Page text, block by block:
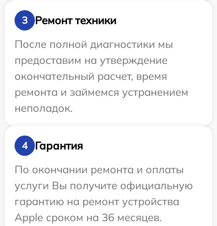
3
Ремонт техники
После полной диагностики мы
предоставим на утверждение
окончательный расчет, время
ремонта и займемся устранением
неполадок.
4
Гарантия
По окончании ремонта и оплаты
услуги Вы получите официальную
гарантию на ремонт устройства
Apple сроком на 36 месяцев.